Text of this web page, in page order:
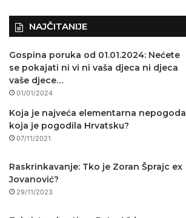
NAJČITANIJE
Gospina poruka od 01.01.2024: Nećete
se pokajati ni vi ni vaša djeca ni djeca
vaše djece…
01/01/2024
Koja je najveća elementarna nepogoda
koja je pogodila Hrvatsku?
07/11/2021
Raskrinkavanje: Tko je Zoran Šprajc ex
Jovanović?
29/11/2023